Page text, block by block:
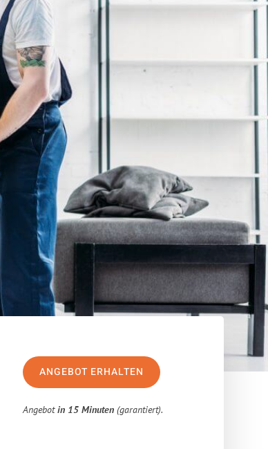
ANGEBOT ERHALTEN
Angebotin 15 Minuten (garantiert).